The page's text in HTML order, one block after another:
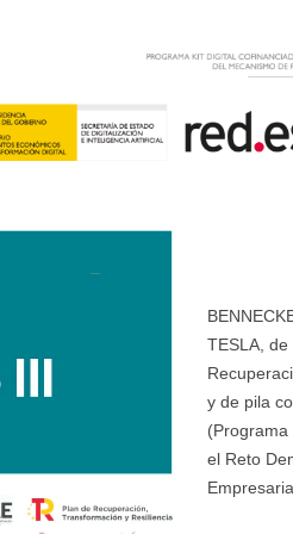
TESLA,
y de pila
(Programa
el Reto